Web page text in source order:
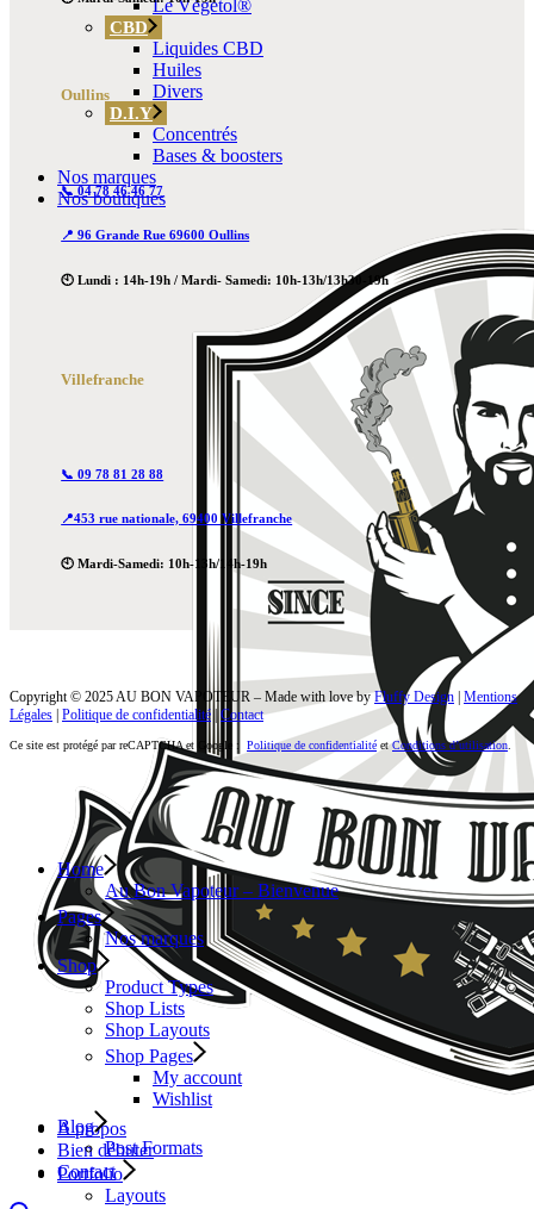
Le Végétol®
CBD
Liquides CBD
Huiles
Divers
D.I.Y
Concentrés
Bases & boosters
Nos marques
Nos boutiques
A propos
Bien débuter
Contact
Oullins
📞 04 78 46 46 77
📍 96 Grande Rue 69600 Oullins
🕙 Lundi : 14h-19h / Mardi- Samedi: 10h-13h/13h30-19h
Villefranche
📞 09 78 81 28 88
📍453 rue nationale, 69400 Villefranche
🕙 Mardi-Samedi: 10h-13h/14h-19h
Copyright © 2025 AU BON VAPOTEUR – Made with love byFluffy Design | Mentions
Légales | Politique de confidentialité | Contact
Ce site est protégé par reCAPTCHA et Google : Politique de confidentialité etConditions d’utilisation
Home
Au Bon Vapoteur – Bienvenue
Pages
Nos marques
Shop
Product Types
Shop Lists
Shop Layouts
Shop Pages
My account
Wishlist
Blog
Post Formats
Portfolio
Layouts